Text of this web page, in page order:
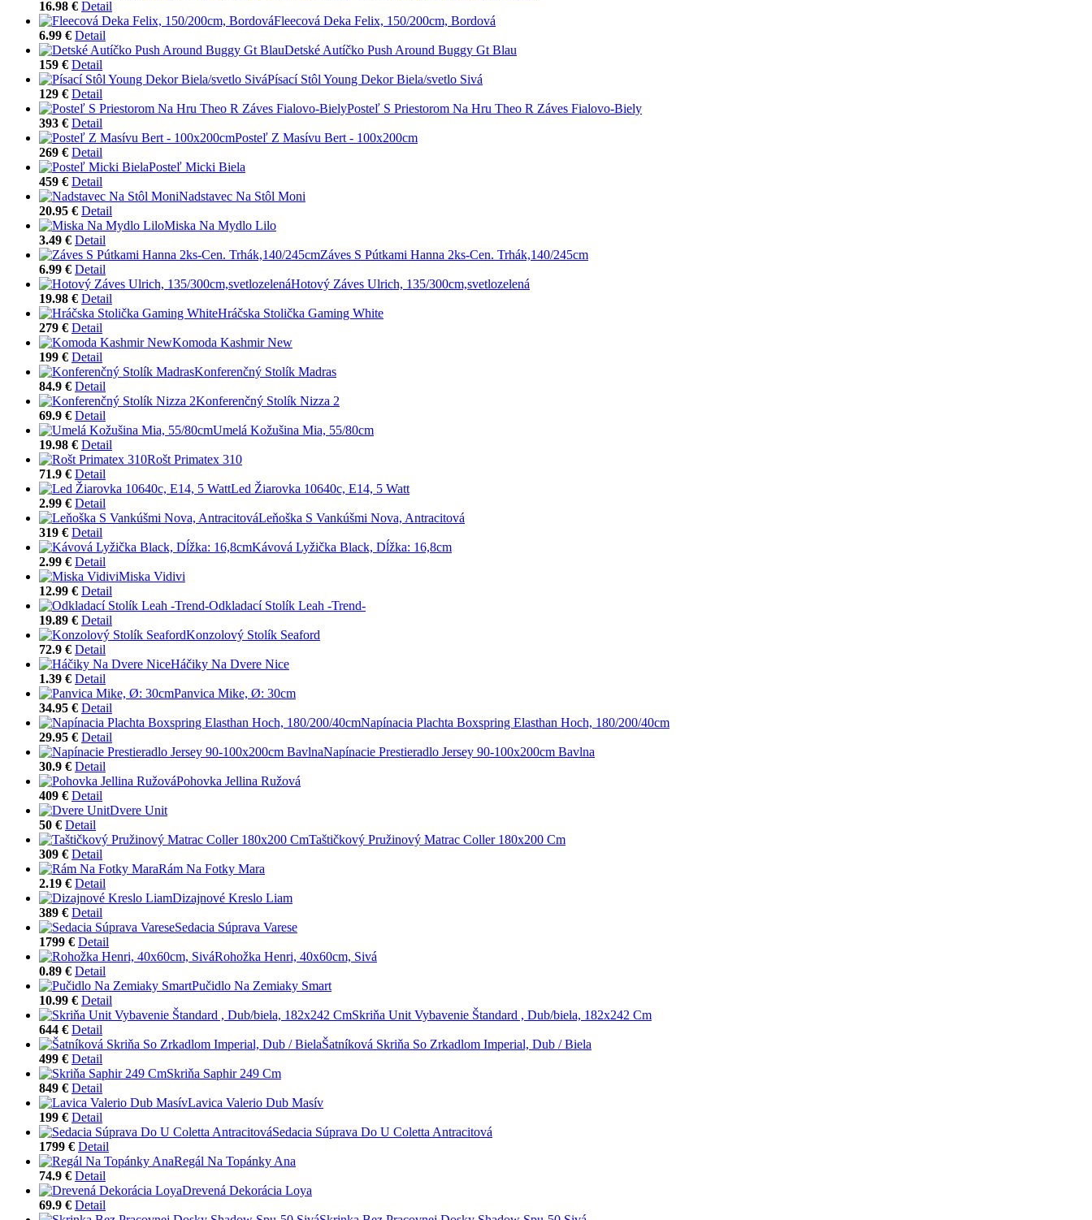
16.98 € Detail
Fleecová Deka Felix, 150/200cm, Bordová
6.99 € Detail
Detské Autíčko Push Around Buggy Gt Blau
159 € Detail
Písací Stôl Young Dekor Biela/svetlo Sivá
129 € Detail
Posteľ S Priestorom Na Hru Theo R Záves Fialovo-Biely
393 € Detail
Posteľ Z Masívu Bert - 100x200cm
269 € Detail
Posteľ Micki Biela
459 € Detail
Nadstavec Na Stôl Moni
20.95 € Detail
Miska Na Mydlo Lilo
3.49 € Detail
Záves S Pútkami Hanna 2ks-Cen. Trhák,140/245cm
6.99 € Detail
Hotový Záves Ulrich, 135/300cm,svetlozelená
19.98 € Detail
Hráčska Stolička Gaming White
279 € Detail
Komoda Kashmir New
199 € Detail
Konferenčný Stolík Madras
84.9 € Detail
Konferenčný Stolík Nizza 2
69.9 € Detail
Umelá Kožušina Mia, 55/80cm
19.98 € Detail
Rošt Primatex 310
71.9 € Detail
Led Žiarovka 10640c, E14, 5 Watt
2.99 € Detail
Leňoška S Vankúšmi Nova, Antracitová
319 € Detail
Kávová Lyžička Black, Dĺžka: 16,8cm
2.99 € Detail
Miska Vidivi
12.99 € Detail
Odkladací Stolík Leah -Trend-
19.89 € Detail
Konzolový Stolík Seaford
72.9 € Detail
Háčiky Na Dvere Nice
1.39 € Detail
Panvica Mike, Ø: 30cm
34.95 € Detail
Napínacia Plachta Boxspring Elasthan Hoch, 180/200/40cm
29.95 € Detail
Napínacie Prestieradlo Jersey 90-100x200cm Bavlna
30.9 € Detail
Pohovka Jellina Ružová
409 € Detail
Dvere Unit
50 € Detail
Taštičkový Pružinový Matrac Coller 180x200 Cm
309 € Detail
Rám Na Fotky Mara
2.19 € Detail
Dizajnové Kreslo Liam
389 € Detail
Sedacia Súprava Varese
1799 € Detail
Rohožka Henri, 40x60cm, Sivá
0.89 € Detail
Pučidlo Na Zemiaky Smart
10.99 € Detail
Skriňa Unit Vybavenie Štandard , Dub/biela, 182x242 Cm
644 € Detail
Šatníková Skriňa So Zrkadlom Imperial, Dub / Biela
499 € Detail
Skriňa Saphir 249 Cm
849 € Detail
Lavica Valerio Dub Masív
199 € Detail
Sedacia Súprava Do U Coletta Antracitová
1799 € Detail
Regál Na Topánky Ana
74.9 € Detail
Drevená Dekorácia Loya
69.9 € Detail